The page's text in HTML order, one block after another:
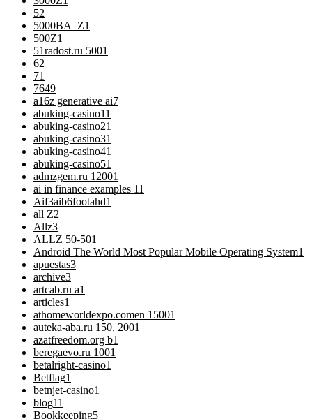
52
5000BA_Z1
500Z1
51radost.ru 5001
62
71
7649
a16z generative ai7
abuking-casino11
abuking-casino21
abuking-casino31
abuking-casino41
abuking-casino51
admzgem.ru 12001
ai in finance examples 11
Aif3aib6footahd1
all Z2
Allz3
ALLZ 50-501
Android The World Most Popular Mobile Operating System1
apuestas3
archive3
artcab.ru a1
articles1
athomeworldexpo.comen 15001
auteka-aba.ru 150, 2001
azatfreedom.org b1
beregaevo.ru 1001
betalright-casino1
Betflag1
betnjet-casino1
blog11
Bookkeeping5